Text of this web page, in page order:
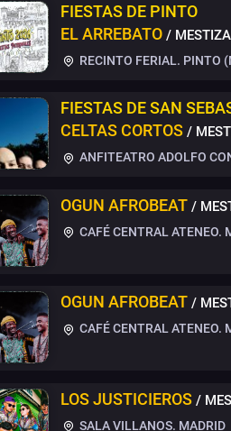
FIESTAS DE PINTO
EL ARREBATO /
RECINTO FERIAL. PINTO
FIESTAS DE SAN
CELTAS CORTOS /
ANFITEATRO ADOLFO
OGUN AFROBEAT /
CAFÉ CENTRAL ATENEO.
OGUN AFROBEAT /
CAFÉ CENTRAL ATENEO.
LOS JUSTICIEROS /
SALA VILLANOS. MADRID